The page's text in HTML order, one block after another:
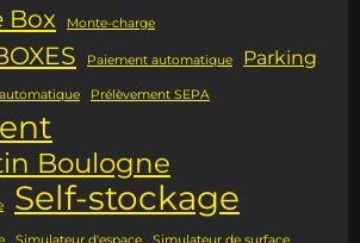
Box Monte-charge
Paiement automatique Parking
Prélèvement SEPA
Boulogne
Self-stockage
Simulateur d'espace Simulateur de surface